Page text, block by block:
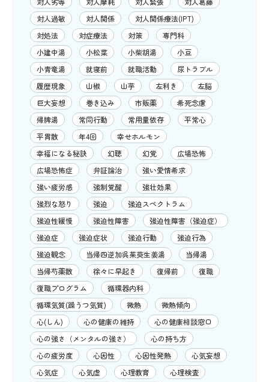
対人過敏
対人関係
対人関係療法(IPT)
対処法
対症療法 対策
専門科
小建中湯
小松菜 小柴胡湯
小豆
小青竜湯
就寝前 就職活動
尿トラブル
履歴現象
山椒 山芋 左利き
左脳
巨大妄想
巻き込み 市販薬
希死念慮
帰脾湯
常同行動 常用量依存
平常心
平胃散
年4回
幸せホルモン
幸福になる秘訣
幻聴 幻覚
広場恐怖
広場恐怖症
弁証論治
強い愛情希求
強い疲労感
強制覚醒
強壮効果
強烈な怒り
強迫
強迫スペクトラム
強迫性緩慢
強迫性障害
強迫性障害（強迫症）
強迫症
強迫症状 強迫行動
強迫行為
強迫観念
当帰四逆加呉茱萸生姜湯
当帰湯
当帰芍薬散
徐々に早起き 復帰前
復職
復職プログラム
循環器内科
循環気質(躁うつ気質)
微熱
微熱傾向
心(しん)
心の健康の維持
心の健康相談窓口
心の強さ（メンタルの強さ）
心の持ち方
心の疲労度
心因性 心因性発熱
心気妄想
心気症
心気虚 心理教育
心理検査